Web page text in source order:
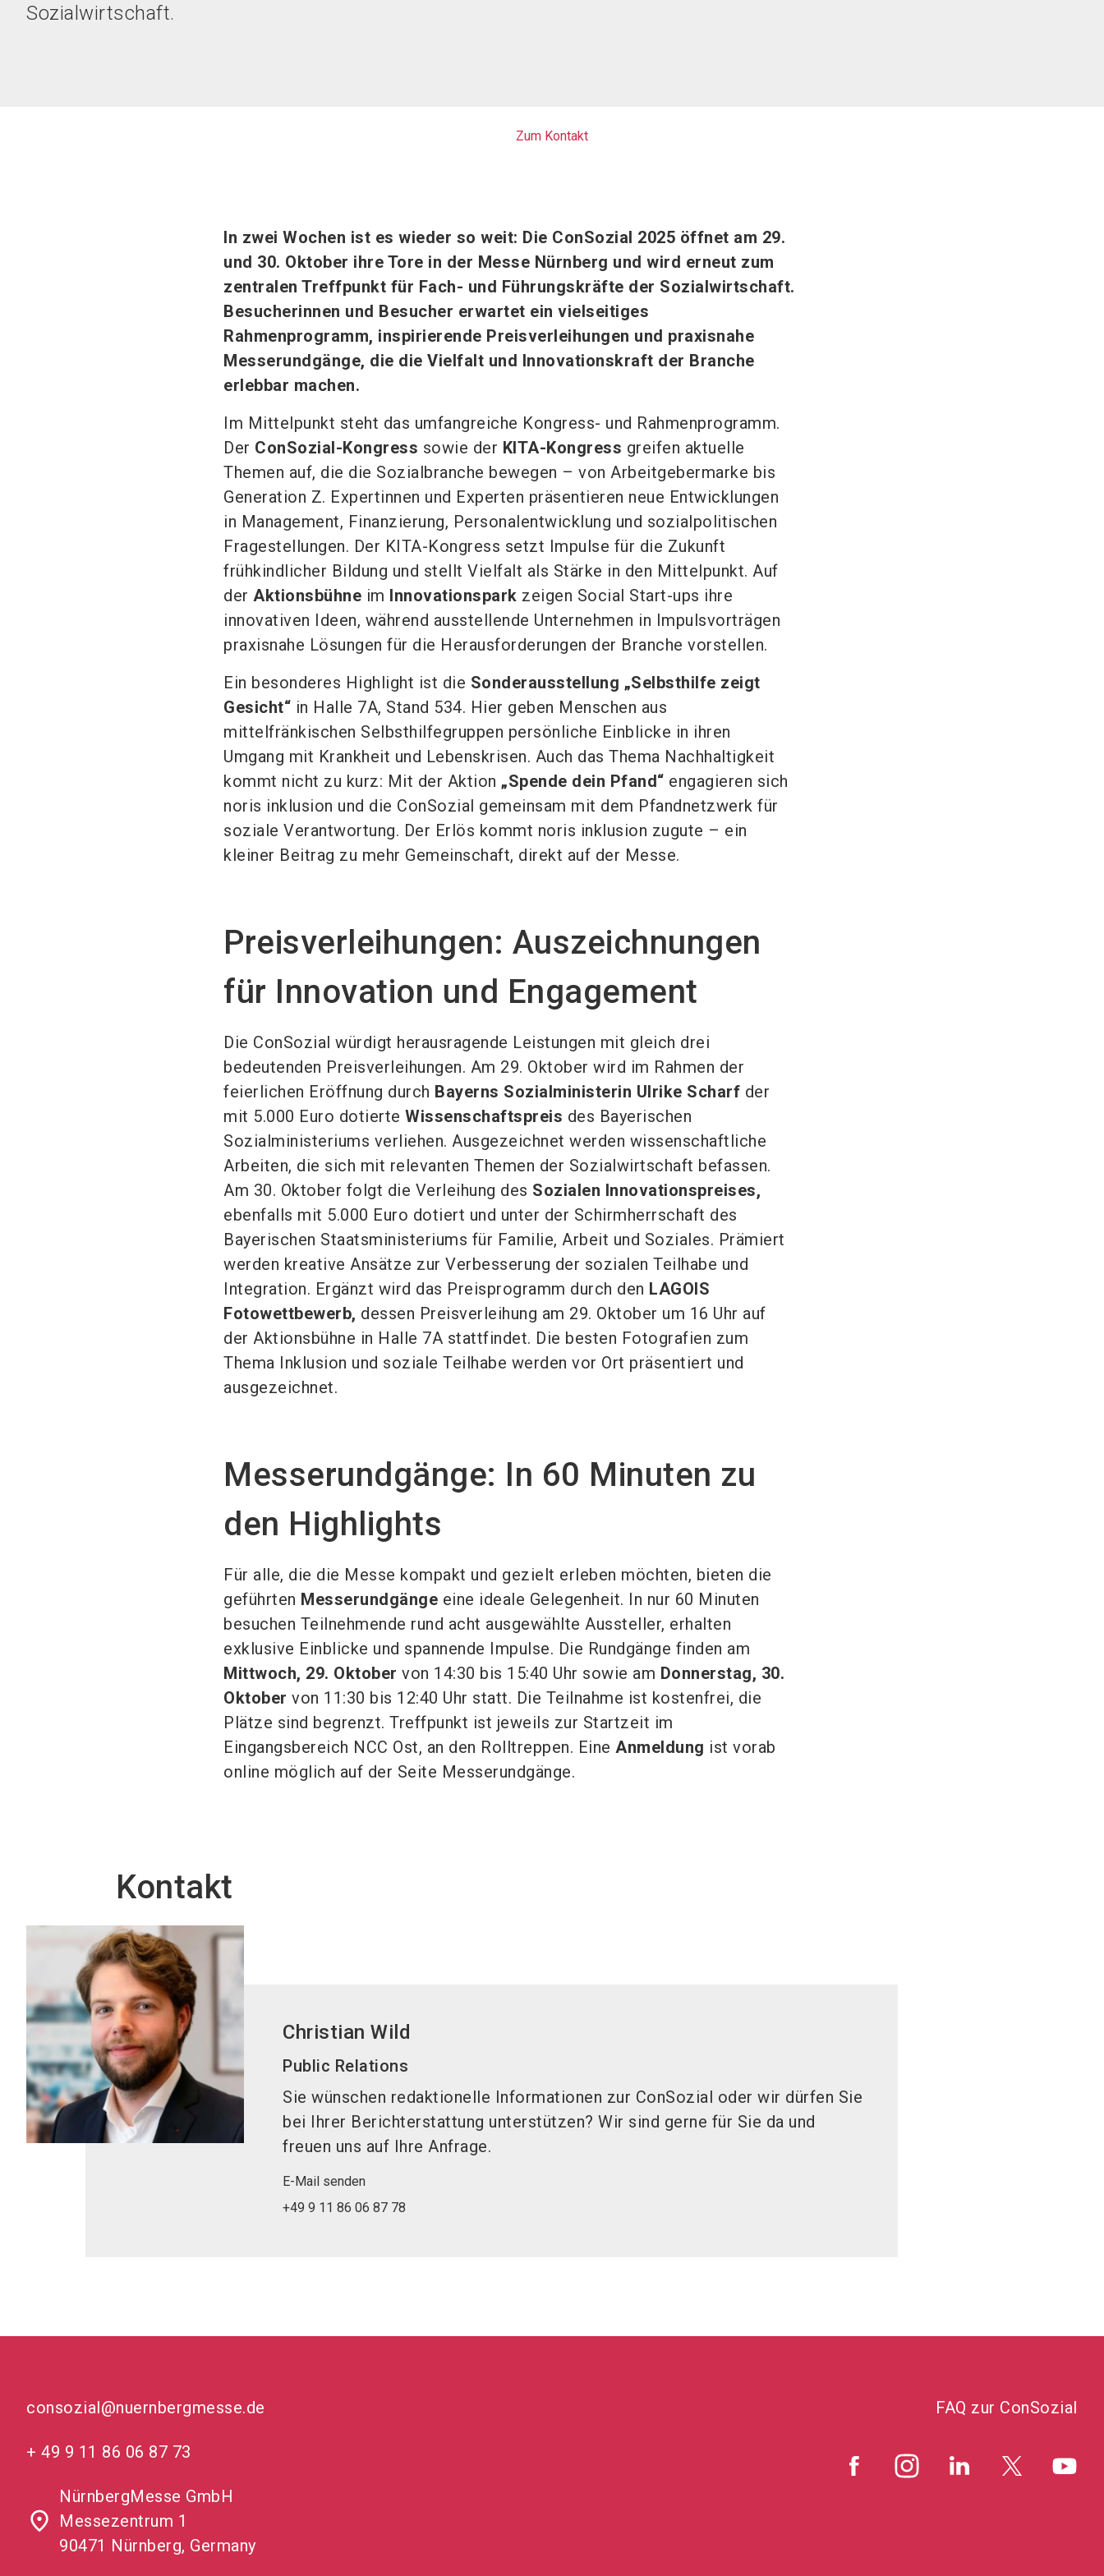
Sozialwirtschaft.
Zum Kontakt
In zwei Wochen ist es wieder so weit: Die ConSozial 2025 öffnet am 29.
und 30. Oktober ihre Tore in der Messe Nürnberg und wird erneut zum
zentralen Treffpunkt für Fach- und Führungskräfte der Sozialwirtschaft.
Besucherinnen und Besucher erwartet ein vielseitiges
Rahmenprogramm, inspirierende Preisverleihungen und praxisnahe
Messerundgänge, die die Vielfalt und Innovationskraft der Branche
erlebbar machen.
Im Mittelpunkt steht das umfangreiche Kongress- und Rahmenprogramm.
Der ConSozial-Kongress sowie der KITA-Kongress greifen aktuelle
Themen auf, die die Sozialbranche bewegen – von Arbeitgebermarke bis
Generation Z. Expertinnen und Experten präsentieren neue Entwicklungen
in Management, Finanzierung, Personalentwicklung und sozialpolitischen
Fragestellungen. Der KITA-Kongress setzt Impulse für die Zukunft
frühkindlicher Bildung und stellt Vielfalt als Stärke in den Mittelpunkt. Auf
der Aktionsbühne im Innovationspark zeigen Social Start-ups ihre
innovativen Ideen, während ausstellende Unternehmen in Impulsvorträgen
praxisnahe Lösungen für die Herausforderungen der Branche vorstellen.
Ein besonderes Highlight ist die Sonderausstellung „Selbsthilfe zeigt
Gesicht“ in Halle 7A, Stand 534. Hier geben Menschen aus
mittelfränkischen Selbsthilfegruppen persönliche Einblicke in ihren
Umgang mit Krankheit und Lebenskrisen. Auch das Thema Nachhaltigkeit
kommt nicht zu kurz: Mit der Aktion „Spende dein Pfand“ engagieren sich
noris inklusion und die ConSozial gemeinsam mit dem Pfandnetzwerk für
soziale Verantwortung. Der Erlös kommt noris inklusion zugute – ein
kleiner Beitrag zu mehr Gemeinschaft, direkt auf der Messe.
Preisverleihungen: Auszeichnungen
für Innovation und Engagement
Die ConSozial würdigt herausragende Leistungen mit gleich drei
bedeutenden Preisverleihungen. Am 29. Oktober wird im Rahmen der
feierlichen Eröffnung durch Bayerns Sozialministerin Ulrike Scharf der
mit 5.000 Euro dotierte Wissenschaftspreis des Bayerischen
Sozialministeriums verliehen. Ausgezeichnet werden wissenschaftliche
Arbeiten, die sich mit relevanten Themen der Sozialwirtschaft befassen.
Am 30. Oktober folgt die Verleihung des Sozialen Innovationspreises,
ebenfalls mit 5.000 Euro dotiert und unter der Schirmherrschaft des
Bayerischen Staatsministeriums für Familie, Arbeit und Soziales. Prämiert
werden kreative Ansätze zur Verbesserung der sozialen Teilhabe und
Integration. Ergänzt wird das Preisprogramm durch den LAGOIS
Fotowettbewerb, dessen Preisverleihung am 29. Oktober um 16 Uhr auf
der Aktionsbühne in Halle 7A stattfindet. Die besten Fotografien zum
Thema Inklusion und soziale Teilhabe werden vor Ort präsentiert und
ausgezeichnet.
Messerundgänge: In 60 Minuten zu
den Highlights
Für alle, die die Messe kompakt und gezielt erleben möchten, bieten die
geführten Messerundgänge eine ideale Gelegenheit. In nur 60 Minuten
besuchen Teilnehmende rund acht ausgewählte Aussteller, erhalten
exklusive Einblicke und spannende Impulse. Die Rundgänge finden am
Mittwoch, 29. Oktober von 14:30 bis 15:40 Uhr sowie am Donnerstag, 30.
Oktober von 11:30 bis 12:40 Uhr statt. Die Teilnahme ist kostenfrei, die
Plätze sind begrenzt. Treffpunkt ist jeweils zur Startzeit im
Eingangsbereich NCC Ost, an den Rolltreppen. Eine Anmeldung ist vorab
online möglich auf der Seite Messerundgänge.
Kontakt
Christian Wild
Public Relations
Sie wünschen redaktionelle Informationen zur ConSozial oder wir dürfen Sie
bei Ihrer Berichterstattung unterstützen? Wir sind gerne für Sie da und
freuen uns auf Ihre Anfrage.
E-Mail senden
+49 9 11 86 06 87 78
consozial@nuernbergmesse.de
+ 49 9 11 86 06 87 73
place
NürnbergMesse GmbH
Messezentrum 1
90471 Nürnberg, Germany
FAQ zur ConSozial